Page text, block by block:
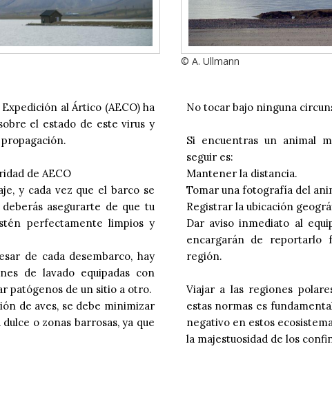
© A. Ullmann
al Ártico (AECO) ha
el estado de este virus y
de AECO
y cada vez que el barco se
asegurarte de que tu
perfectamente limpios y
de cada desembarco, hay
de lavado equipadas con
patógenos de un sitio a otro.
de aves, se debe minimizar
o zonas barrosas, ya que
No tocar bajo ninguna
Si encuentras un animal
seguir es:
Mantener la distancia.
Tomar una fotografía del
Registrar la ubicación
Dar aviso inmediato al
encargarán de reportarlo
región.
Viajar a las regiones
estas normas es
negativo en estos
la majestuosidad de los